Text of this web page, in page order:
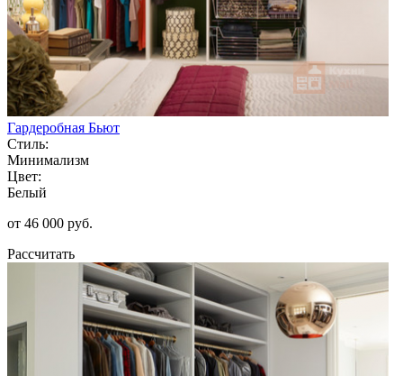
Гардеробная Бьют
Стиль:
Минимализм
Цвет:
Белый
от 46 000 руб.
Рассчитать